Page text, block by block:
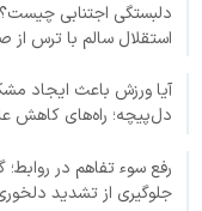
دلبستگی اجتنابی
استقلال سالم با ترس
آیا ورزش باعث ایجاد
دل‌پیچه؛ راه‌های کاهش
رفع سوء تفاهم در
جلوگیری از تشدید